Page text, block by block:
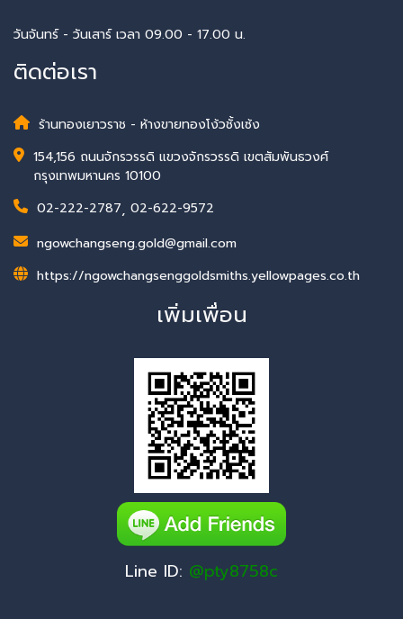
วันจันทร์ - วันเสาร์ เวลา 09.00 - 17.00 น.
ติดต่อเรา
ร้านทองเยาวราช - ห้างขายทองโง้วชั้งเซ้ง
154,156 ถนนจักรวรรดิ แขวงจักรวรรดิ เขตสัมพันธวงศ์
กรุงเทพมหานคร 10100
02-222-2787, 02-622-9572
ngowchangseng.gold@gmail.com
https://ngowchangsenggoldsmiths.yellowpages.co.th
เพิ่มเพื่อน
Line ID: @pty8758c